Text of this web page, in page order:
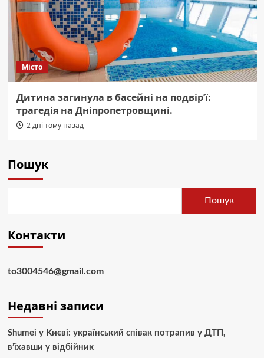
Місто
Дитина загинула в басейні на подвір’ї:
трагедія на Дніпропетровщині.
2 дні тому назад
Пошук
Пошук
Контакти
to3004546@gmail.com
Недавні записи
Shumei у Києві: український співак потрапив у ДТП,
в’їхавши у відбійник